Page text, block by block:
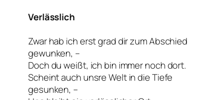
Verlässlich
Zwar hab ich erst grad dir zum Abschied
gewunken, –
Doch du weißt, ich bin immer noch dort.
Scheint auch unsre Welt in die Tiefe
gesunken, –